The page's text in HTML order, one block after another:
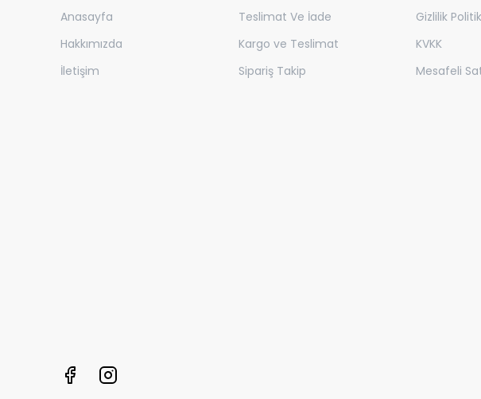
Anasayfa
Hakkımızda
İletişim
Teslimat Ve İade
Kargo ve Teslimat
Sipariş Takip
Gizlilik
KVKK
Mesafeli